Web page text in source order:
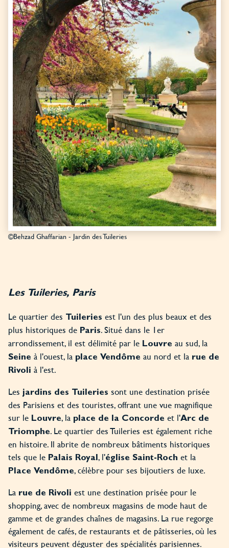
©Behzad Ghaffarian - Jardin des Tuileries
Les Tuileries, Paris
Le quartier des Tuileries est l'un des plus beaux et des
plus historiques de Paris. Situé dans le 1er
arrondissement, il est délimité par le Louvre au sud, la
Seine à l'ouest, la place Vendôme au nord et la rue de
Rivoli à l'est.
Les jardins des Tuileries sont une destination prisée
des Parisiens et des touristes, offrant une vue magnifique
sur le Louvre, la place de la Concorde et l'Arc de
Triomphe. Le quartier des Tuileries est également riche
en histoire. Il abrite de nombreux bâtiments historiques
tels que le Palais Royal, l'église Saint-Roch et la
Place Vendôme, célèbre pour ses bijoutiers de luxe.
La rue de Rivoli est une destination prisée pour le
shopping, avec de nombreux magasins de mode haut de
gamme et de grandes chaînes de magasins. La rue regorge
également de cafés, de restaurants et de pâtisseries, où les
visiteurs peuvent déguster des spécialités parisiennes.